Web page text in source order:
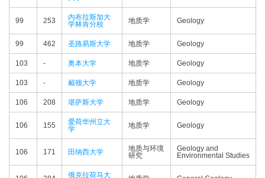
99 253
内布拉斯加大
学林肯分校
地质学 Geology
99 462 圣路易斯大学 地质学 Geology
103 - 奥本大学 地质学 Geology
103 - 戴顿大学 地质学 Geology
106 208 堪萨斯大学 地质学 Geology
106 155
爱荷华州立大
学
地质学 Geology
106 171 田纳西大学
地质与环境
研究
Geology and
Environmental Studies
俄克拉荷马大